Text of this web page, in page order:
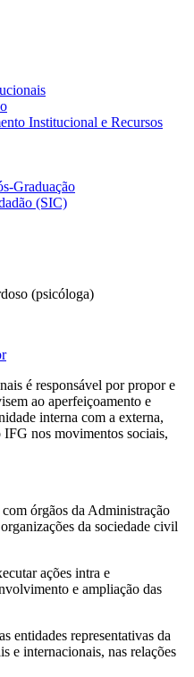
Institucional e Recursos
Graduação
(SIC)
(psicóloga)
é responsável por propor e
ao aperfeiçoamento e
interna com a externa,
nos movimentos sociais,
órgãos da Administração
da sociedade civil
ações intra e
e ampliação das
entidades representativas da
e internacionais, nas relações